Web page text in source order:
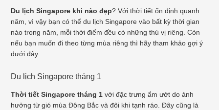
Du lịch Singapore khi nào đẹp? Với thời tiết ổn định quanh
năm, vì vậy bạn có thể du lịch Singapore vào bất kỳ thời gian
nào trong năm, mỗi thời điểm đều có những thú vị riêng. Còn
nếu bạn muốn đi theo từng mùa riêng thì hãy tham khảo gợi ý
dưới đây.
Du lịch Singapore tháng 1
Thời tiết Singapore tháng 1 với đặc trưng ẩm ướt do ảnh
hưởng từ gió mùa Đông Bắc và đôi khi tạnh ráo. Đây cũng là